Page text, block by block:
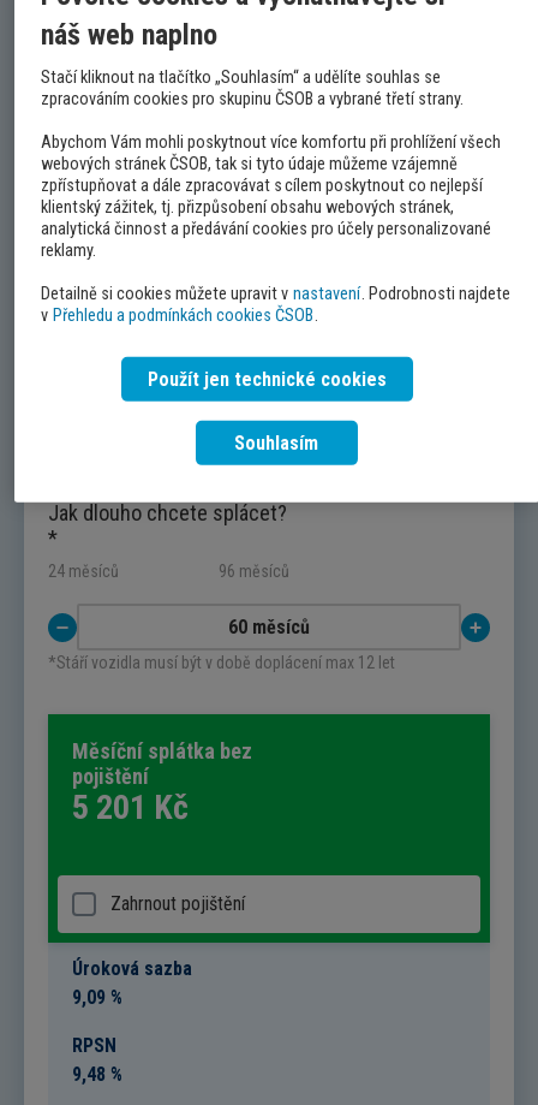
70 000 Kč 10 000 000 Kč
Stáří vozidla
Nové 10 let
450 000 Kč
Jak dlouho chcete splácet?
*
24 měsíců 96 měsíců
*Stáří vozidla musí být v době doplácení max 12 let
Měsíční splátka bez
pojištění
5 201 Kč
Zahrnout pojištění
Úroková sazba
9,09 %
RPSN
9,48 %
náš web naplno
Stačí kliknout na tlačítko „Souhlasím“ a udělíte souhlas se
zpracováním cookies pro skupinu ČSOB a vybrané třetí strany.
Abychom Vám mohli poskytnout více komfortu při prohlížení všech
webových stránek ČSOB, tak si tyto údaje můžeme vzájemně
zpřístupňovat a dále zpracovávat s cílem poskytnout co nejlepší
klientský zážitek, tj. přizpůsobení obsahu webových stránek,
analytická činnost a předávání cookies pro účely personalizované
reklamy.
Detailně si cookies můžete upravit v nastavení. Podrobnosti najdete
v Přehledu a podmínkách cookies ČSOB.
Použít jen technické cookies
Souhlasím